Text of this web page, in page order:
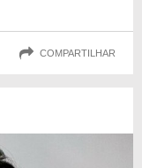
COMPARTILHAR